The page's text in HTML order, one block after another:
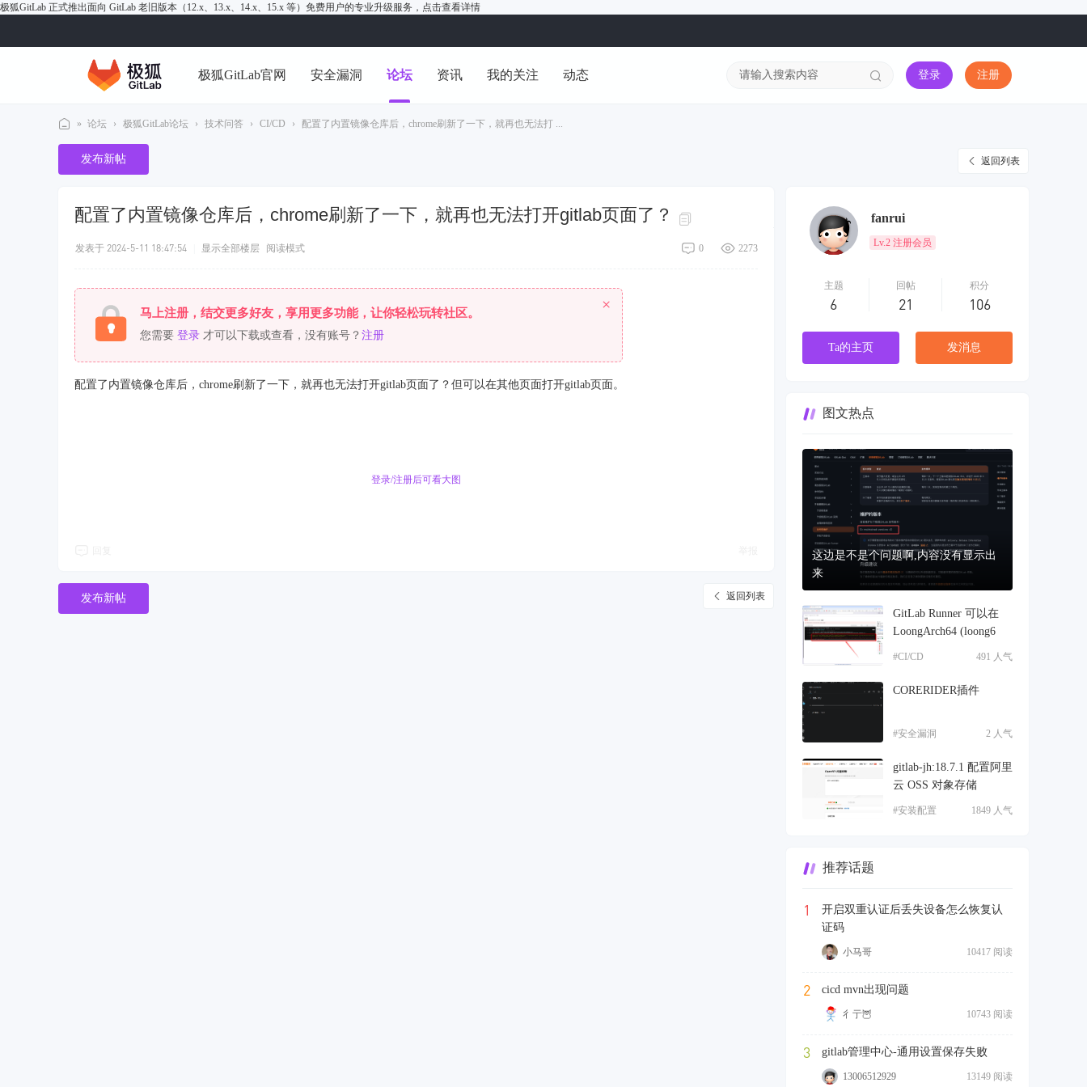
极狐GitLab 正式推出面向 GitLab 老旧版本（12.x、13.x、14.x、15.x 等）免费用户的专业升级服务， 点击查看详情
极狐GitLab官网 安全漏洞 论坛 资讯 我的关注 动态 登录 注册
极
狐
» 论坛 › 极狐GitLab论坛 › 技术问答 › CI/CD › 配置了内置镜像仓库后，chrome刷新了一下，就再也无法打 ...
返回列表
发布新帖
配置了内置镜像仓库后，chrome刷新了一下，就再也无法打开gitlab页面了？
2273
0
发表于 2024-5-11 18:47:54 显示全部楼层 阅读模式
马上注册，结交更多好友，享用更多功能，让你轻松玩转社区。
您需要 登录 才可以下载或查看，没有账号？ 注册
×
配置了内置镜像仓库后，chrome刷新了一下，就再也无法打开gitlab页面了？但可以在其他页面打开gitlab页面。
登录/注册后可看大图
返回列表
发布新帖
fanrui
Lv.2 注册会员
主题
6
回帖
21
积分
106
Ta的主页 发消息
图文热点
这边是不是个问题啊,内容没有显示出
来
GitLab Runner 可以在
LoongArch64 (loong6
491 人气
#CI/CD
CORERIDER插件
2 人气
#安全漏洞
gitlab-jh:18.7.1 配置阿里
云 OSS 对象存储
1849 人气
#安装配置
推荐话题
1
开启双重认证后丢失设备怎么恢复认
证码
10417 阅读
小马哥
2 cicd mvn出现问题
10743 阅读
彳亍🦉
3 gitlab管理中心-通用设置保存失败
13149 阅读
13006512929